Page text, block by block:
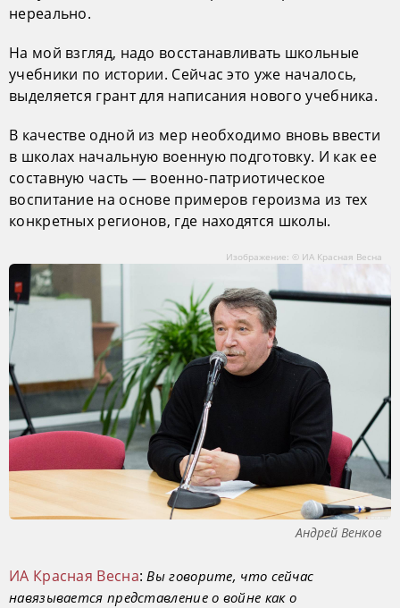
нереально.
На мой взгляд, надо восстанавливать школьные
учебники по истории. Сейчас это уже началось,
выделяется грант для написания нового учебника.
В качестве одной из мер необходимо вновь ввести
в школах начальную военную подготовку. И как ее
составную часть — военно-патриотическое
воспитание на основе примеров героизма из тех
конкретных регионов, где находятся школы.
Изображение: © ИА Красная Весна
Андрей Венков
ИА Красная Весна:Вы говорите, что сейчас
навязывается представление о войне как о